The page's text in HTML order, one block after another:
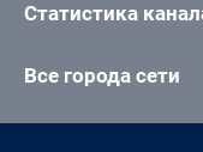
Статистика
Все города сети